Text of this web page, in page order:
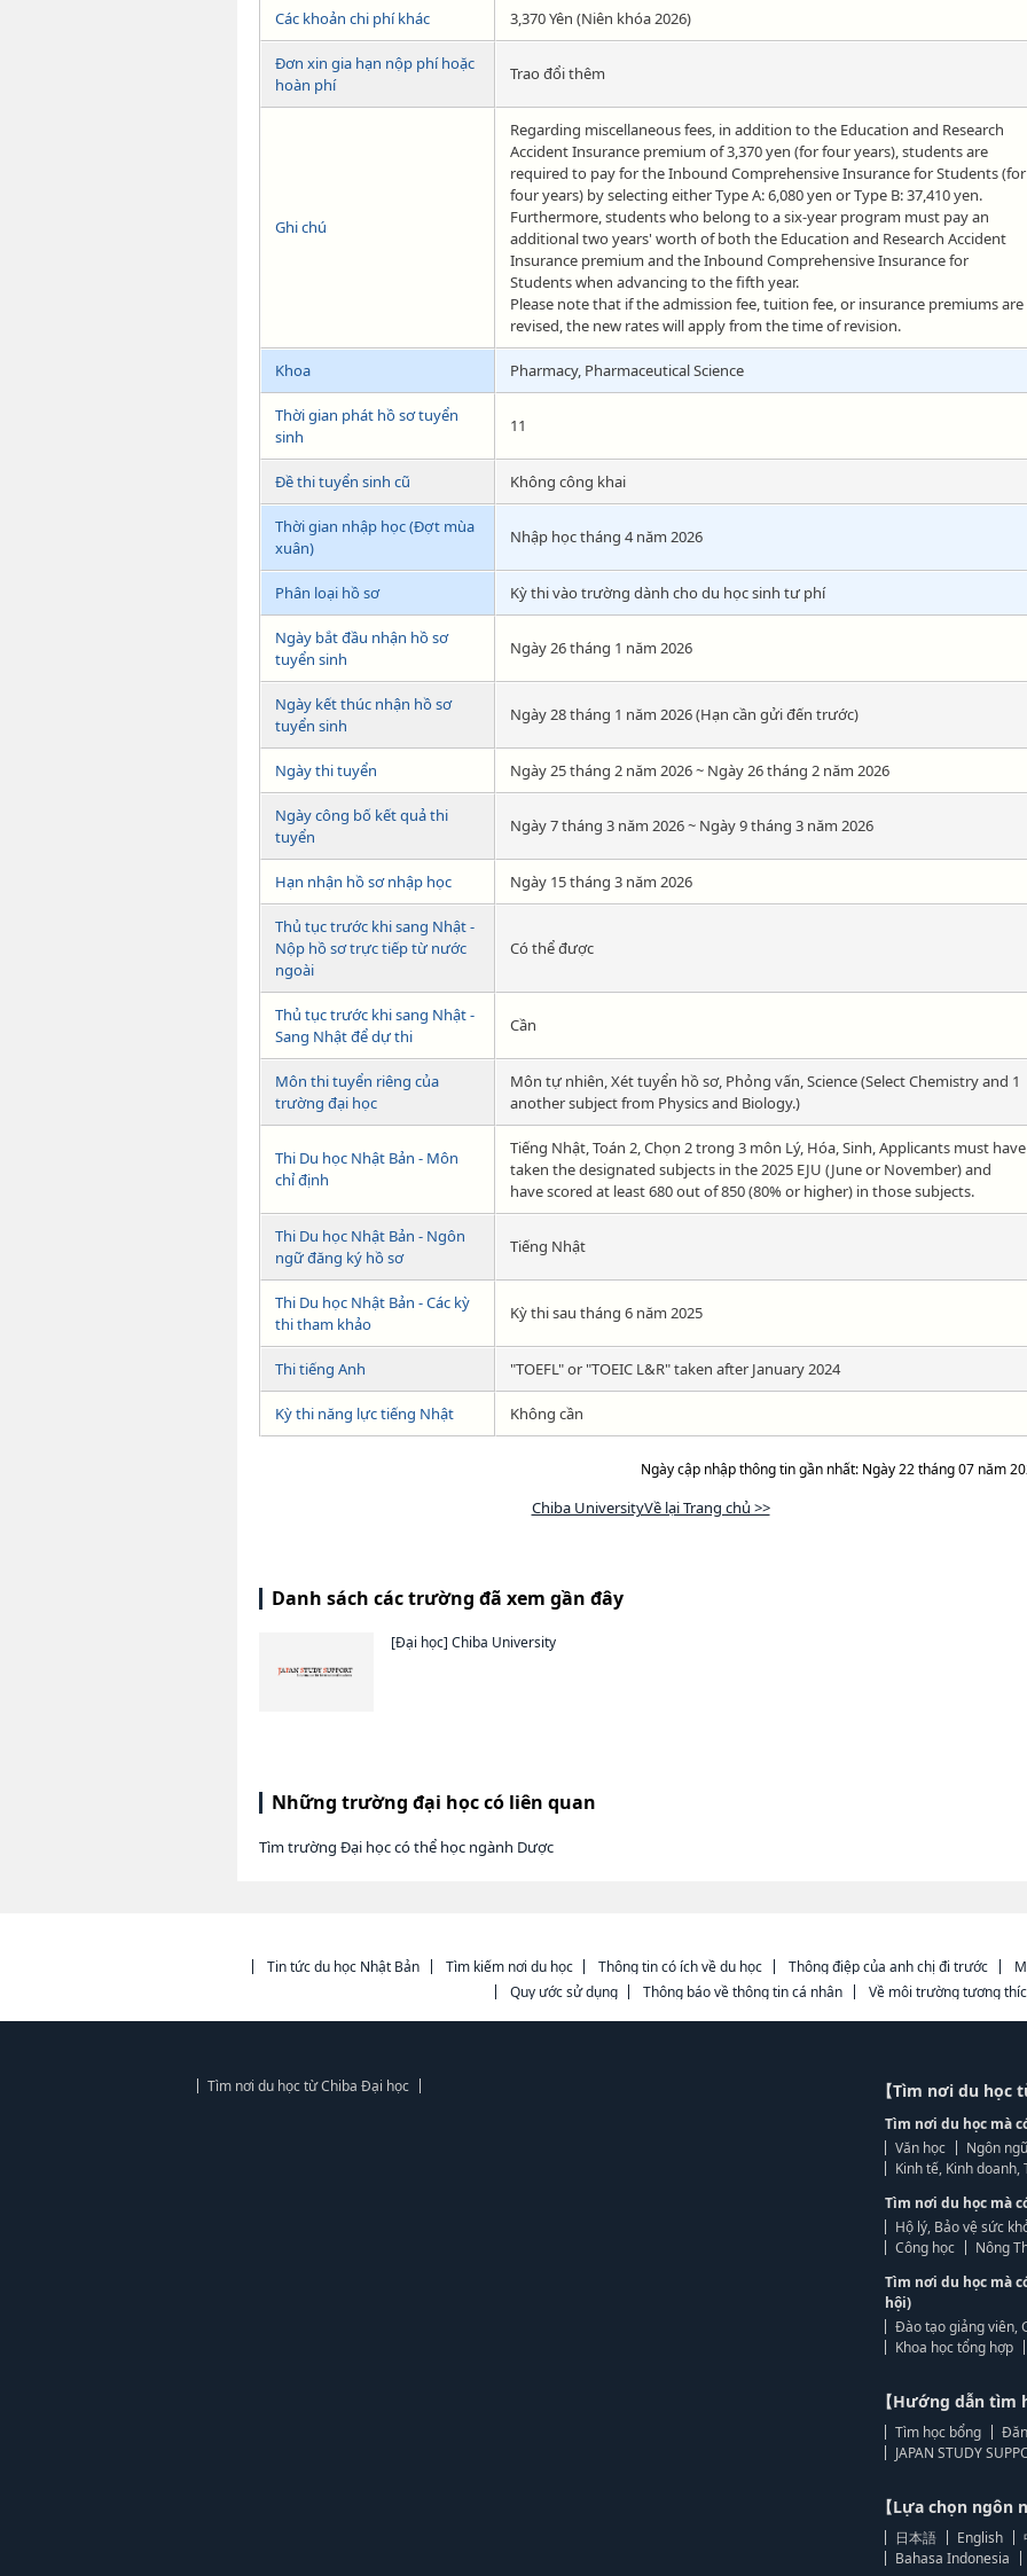
Các khoản chi phí khác 3,370 Yên (Niên khóa 2026)
Đơn xin gia hạn nộp phí hoặc
hoàn phí
Trao đổi thêm
Ghi chú
Regarding miscellaneous fees, in addition to the Education and Research
Accident Insurance premium of 3,370 yen (for four years), students are
required to pay for the Inbound Comprehensive Insurance for Students (for
four years) by selecting either Type A: 6,080 yen or Type B: 37,410 yen.
Furthermore, students who belong to a six-year program must pay an
additional two years' worth of both the Education and Research Accident
Insurance premium and the Inbound Comprehensive Insurance for
Students when advancing to the fifth year.
Please note that if the admission fee, tuition fee, or insurance premiums are
revised, the new rates will apply from the time of revision.
Khoa Pharmacy, Pharmaceutical Science
Thời gian phát hồ sơ tuyển
sinh
11
Đề thi tuyển sinh cũ Không công khai
Thời gian nhập học (Đợt mùa
xuân)
Nhập học tháng 4 năm 2026
Phân loại hồ sơ Kỳ thi vào trường dành cho du học sinh tư phí
Ngày bắt đầu nhận hồ sơ
tuyển sinh
Ngày 26 tháng 1 năm 2026
Ngày kết thúc nhận hồ sơ
tuyển sinh
Ngày 28 tháng 1 năm 2026 (Hạn cần gửi đến trước)
Ngày thi tuyển Ngày 25 tháng 2 năm 2026 ~ Ngày 26 tháng 2 năm 2026
Ngày công bố kết quả thi
tuyển
Ngày 7 tháng 3 năm 2026 ~ Ngày 9 tháng 3 năm 2026
Hạn nhận hồ sơ nhập học Ngày 15 tháng 3 năm 2026
Thủ tục trước khi sang Nhật -
Nộp hồ sơ trực tiếp từ nước
ngoài
Có thể được
Thủ tục trước khi sang Nhật -
Sang Nhật để dự thi
Cần
Môn thi tuyển riêng của
trường đại học
Môn tự nhiên, Xét tuyển hồ sơ, Phỏng vấn, Science (Select Chemistry and 1
another subject from Physics and Biology.)
Thi Du học Nhật Bản - Môn
chỉ định
Tiếng Nhật, Toán 2, Chọn 2 trong 3 môn Lý, Hóa, Sinh, Applicants must have
taken the designated subjects in the 2025 EJU (June or November) and
have scored at least 680 out of 850 (80% or higher) in those subjects.
Thi Du học Nhật Bản - Ngôn
ngữ đăng ký hồ sơ
Tiếng Nhật
Thi Du học Nhật Bản - Các kỳ
thi tham khảo
Kỳ thi sau tháng 6 năm 2025
Thi tiếng Anh "TOEFL" or "TOEIC L&R" taken after January 2024
Kỳ thi năng lực tiếng Nhật Không cần
Ngày cập nhập thông tin gần nhất: Ngày 22 tháng 07 năm
Chiba UniversityVề lại Trang chủ >>
Danh sách các trường đã xem gần đây
[Đại học] Chiba University
Những trường đại học có liên quan
Tìm trường Đại học có thể học ngành Dược
Tin tức du học Nhật Bản Tìm kiếm nơi du học Thông tin có ích về du học Thông điệp của anh chị đi trước
Quy ước sử dụng
Thông báo về thông tin cá nhân Về môi trường tương
Tìm nơi du học từ Chiba Đại học 【Tìm nơi du học
Tìm nơi du học mà
Văn học
Ngôn
Kinh tế, Kinh
Tìm nơi du học mà
Hộ lý, Bảo vệ sức
Công học
Nông
Tìm nơi du học mà
hội)
Đào tạo giảng viên,
Khoa học tổng hợp
【Hướng dẫn tìm
Tìm học bổng
JAPAN STUDY
【Lựa chọn ngôn
日本語 English
Bahasa Indonesia